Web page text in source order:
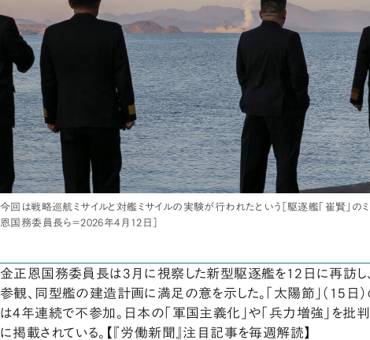
今回は戦略巡航ミサイルと対艦ミサイルの実験が行われたという［駆逐艦「崔賢」の
恩国務委員長ら＝2026年4月12日］
金正恩国務委員長は3月に視察した新型駆逐艦を12日に再訪し
参観、同型艦の建造計画に満足の意を示した。「太陽節」（15日
は4年連続で不参加。日本の「軍国主義化」や「兵力増強」を批
に掲載されている。【『労働新聞』注目記事を毎週解読】